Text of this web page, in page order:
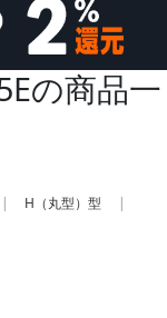
の商品一
| H（丸型）型
|